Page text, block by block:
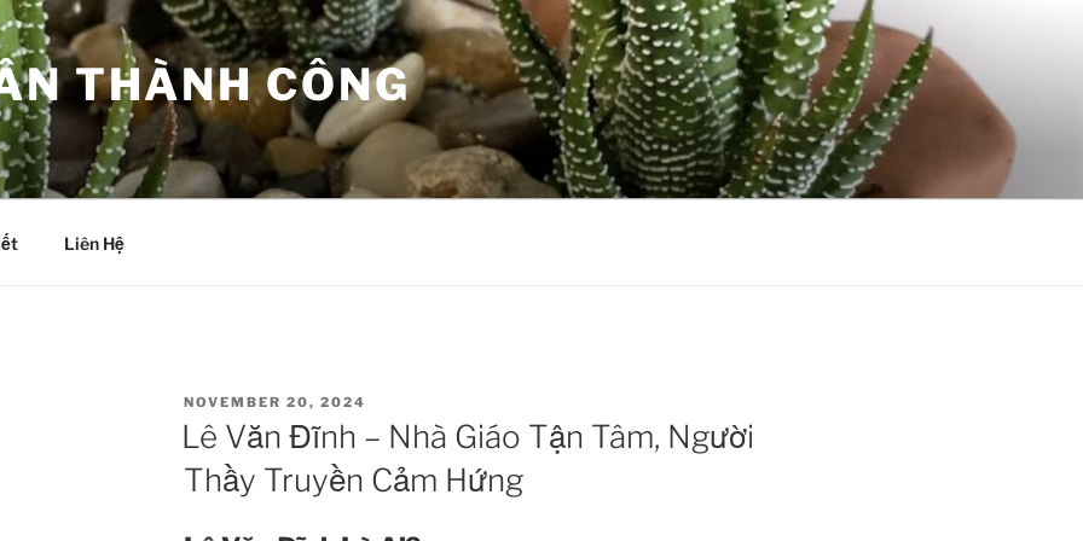
THÀNH CÔNG
Liên Hệ
POSTED
ON
NOVEMBER 20, 2024
Lê Văn Đĩnh – Nhà Giáo Tận Tâm, Người
Thầy Truyền Cảm Hứng